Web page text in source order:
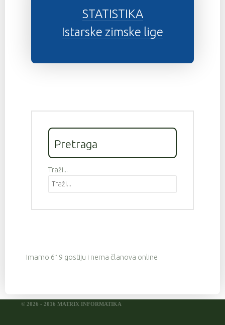
STATISTIKA
Istarske zimske lige
Pretraga
Traži...
Imamo 619 gostiju i nema članova online
© 2026 - 2016 MATRIX INFORMATIKA